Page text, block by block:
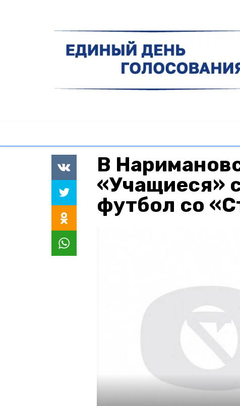
В
«Учащиеся»
футбол со